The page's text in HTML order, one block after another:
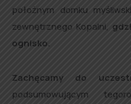
położnym domku
zewnętrznego Kopalni,
ognisko.
Zachęcamy do
podsumowującym